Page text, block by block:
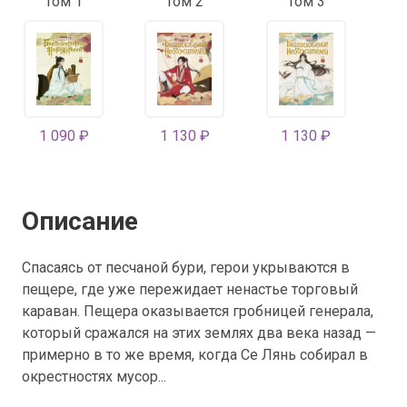
1 090 ₽ 1 130 ₽ 1 130 ₽
Описание
Спасаясь от песчаной бури, герои укрываются в
пещере, где уже пережидает ненастье торговый
караван. Пещера оказывается гробницей генерала,
который сражался на этих землях два века назад —
примерно в то же время, когда Се Лянь собирал в
окрестностях мусор...